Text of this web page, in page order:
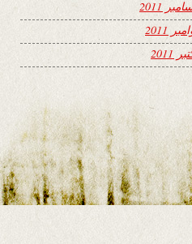
2011
2011
2011